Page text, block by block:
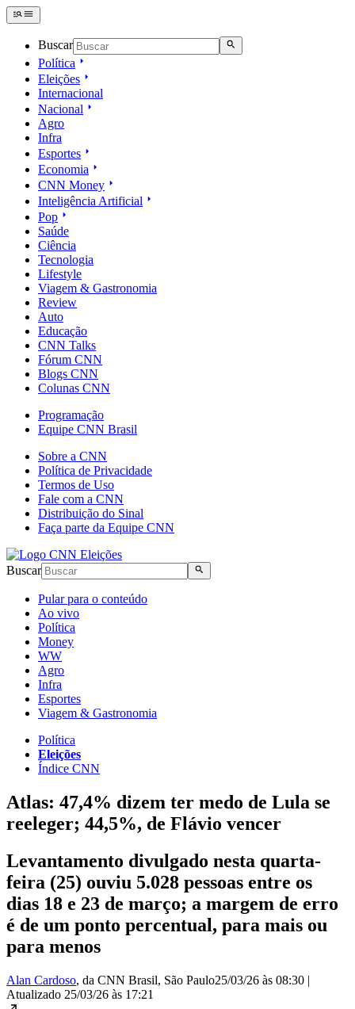
Buscar
Política
Eleições
Internacional
Nacional
Agro
Infra
Esportes
Economia
CNN Money
Inteligência Artificial
Pop
Saúde
Ciência
Tecnologia
Lifestyle
Viagem & Gastronomia
Review
Auto
Educação
CNN Talks
Fórum CNN
Blogs CNN
Colunas CNN
Programação
Equipe CNN Brasil
Sobre a CNN
Política de Privacidade
Termos de Uso
Fale com a CNN
Distribuição do Sinal
Faça parte da Equipe CNN
Buscar
Pular para o conteúdo
Ao vivo
Política
Money
WW
Agro
Infra
Esportes
Viagem & Gastronomia
Política
Eleições
Índice CNN
Atlas: 47,4% dizem ter medo de Lula se
reeleger; 44,5%, de Flávio vencer
Levantamento divulgado nesta quarta-
feira (25) ouviu 5.028 pessoas entre os
dias 18 e 23 de março; a margem de erro
é de um ponto percentual, para mais ou
para menos
Alan Cardoso, da CNN Brasil, São Paulo25/03/26 às 08:30 |
Atualizado 25/03/26 às 17:21